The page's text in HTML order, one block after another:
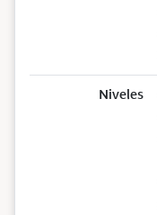
Niveles